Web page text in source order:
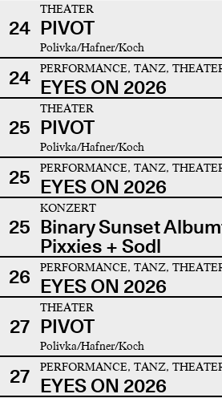
24
THEATER
PIVOT
Polivka/Hafner/Koch
24 PERFORMANCE, TANZ,
EYES ON 2026
25
THEATER
PIVOT
Polivka/Hafner/Koch
25 PERFORMANCE, TANZ,
EYES ON 2026
25
KONZERT
Binary Sunset
Pixxies + Sodl
26
PERFORMANCE, TANZ,
EYES ON 2026
27
THEATER
PIVOT
Polivka/Hafner/Koch
27 PERFORMANCE, TANZ,
EYES ON 2026